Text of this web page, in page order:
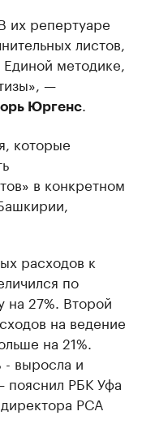
их репертуаре
листов,
методике,
—
Юргенс.
которые
в конкретном
расходов к
по
на 27%. Второй
на ведение
на 21%.
- выросла и
пояснил РБК Уфа
РСА